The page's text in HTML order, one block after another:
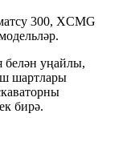
300, XCMG
белән уңайлы,
шартлары
бирә.